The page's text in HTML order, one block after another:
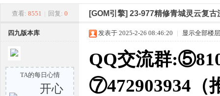
» ›
查看: 8551 | 回复: 0 [GOM引擎] 23-977精修青城灵云复
四九版本库
TA的每日心情
开心
发表于 2025-2-26 08:46:20 | 显示全部楼层
QQ交流群
⑦472903934（